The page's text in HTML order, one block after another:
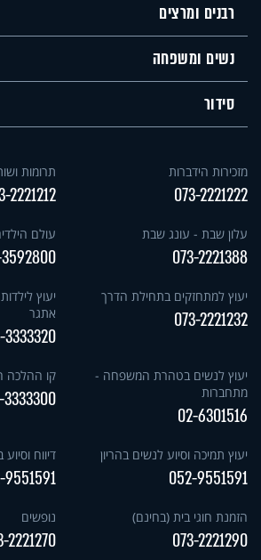
רבנים ומרצים
נשים ומשפחה
סידור
מזכירות הידברות
073-2221222
תרומות
2221212
עלון שבת - עונג שבת
073-2221388
עולם
יעוץ למתחזקים בתחילת הדרך
073-2221232
יעוץ
אתגר
3333320
יעוץ לנשים בטהרת המשפחה -
מתחברות
02-6301516
קו ההלכה
יעוץ תמיכה וסיוע לנשים בהריון
052-9551591
דיווח
הזמנת חוגי בית (בחינם)
073-2221290
נופשים
2221270